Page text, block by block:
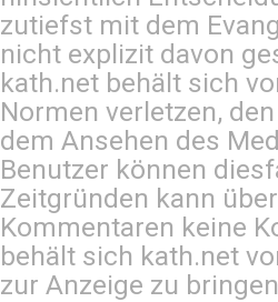
zutiefst mit dem
nicht explizit davon
kath.net behält sich
Normen verletzen,
dem Ansehen des
Benutzer können
Zeitgründen kann
Kommentaren keine
behält sich kath.net
zur Anzeige zu